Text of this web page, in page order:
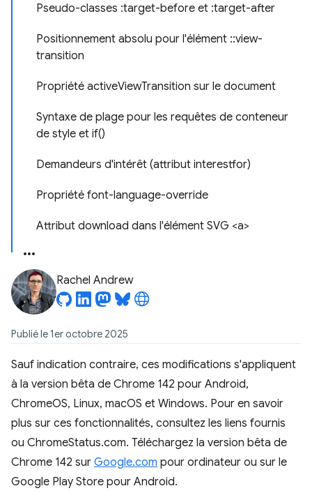
Pseudo-classes :target-before et :target-after
Positionnement absolu pour l'élément ::view-
transition
Propriété activeViewTransition sur le document
Syntaxe de plage pour les requêtes de conteneur
de style et if()
Demandeurs d'intérêt (attribut interestfor)
Propriété font-language-override
Attribut download dans l'élément SVG <a>
Rachel Andrew
Publié le 1er octobre 2025
Sauf indication contraire, ces modifications s'appliquent
à la version bêta de Chrome 142 pour Android,
ChromeOS, Linux, macOS et Windows. Pour en savoir
plus sur ces fonctionnalités, consultez les liens fournis
ou ChromeStatus.com. Téléchargez la version bêta de
Chrome 142 sur Google.com pour ordinateur ou sur le
Google Play Store pour Android.